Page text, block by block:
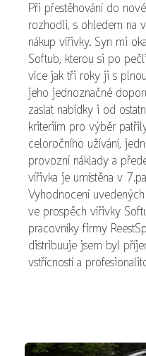
Při přestěhování do
rozhodli, s ohledem na
nákup vířivky. Syn mi
Softub, kterou si po
více jak tři roky ji s
jeho jednoznačné
zaslat nabídky i od
kriteriím pro výběr
celoročního užívání,
provozní náklady a
vířivka je umístěna v
Vyhodnocení
ve prospěch vířivky
pracovníky firmy
distribuuje jsem byl
vstřícností a